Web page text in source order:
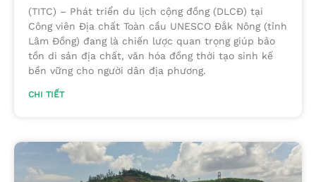
(TITC) – Phát triển du lịch cộng đồng (DLCĐ) tại
Công viên Địa chất Toàn cầu UNESCO Đắk Nông (tỉnh
Lâm Đồng) đang là chiến lược quan trọng giúp bảo
tồn di sản địa chất, văn hóa đồng thời tạo sinh kế
bền vững cho người dân địa phương.
CHI TIẾT